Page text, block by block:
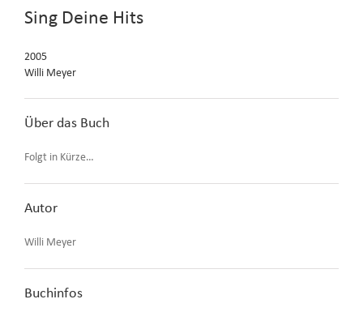
Sing Deine Hits
2005
Willi Meyer
Über das Buch
Folgt in Kürze…
Autor
Willi Meyer
Buchinfos